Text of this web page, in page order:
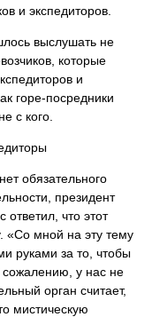
и экспедиторов.
выслушать не
которые
и
горе-посредники
с кого.
обязательного
президент
что этот
«Со мной на эту тему
руками за то, чтобы
сожалению, у нас не
орган считает,
мистическую